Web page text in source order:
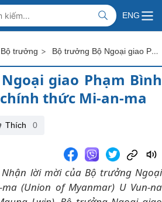
NAM
AFFAIRS
ENG
trưởng > Bộ trưởng Bộ Ngoại giao Phạm Bình Minh sẽ thăm chính thức Mi-an-ma
giao Phạm Bình
thức Mi-an-ma
Thích 0
Nhận lời mời của Bộ trưởng Ngoại
(Union of Myanmar) U Vun-na